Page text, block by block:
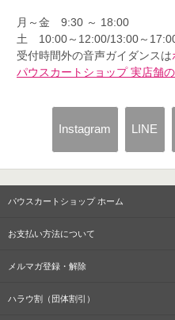
月～金 9:30 ～ 18:00
土 10:00～12:00/13:00～
受付時間外の音声ガイダンスは
パウスカートショップ 実店舗
Instagram LINE
パウスカートショップ ホーム
お支払い方法について
メルマガ登録・解除
ハラウ割（団体割引）